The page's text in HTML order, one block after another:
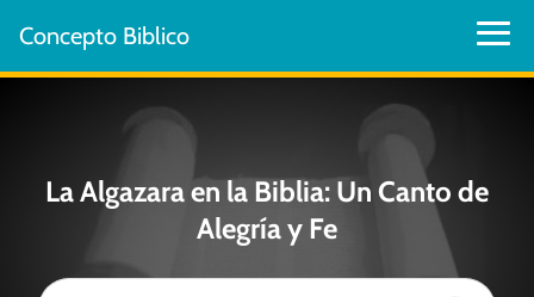
Concepto Biblico
La Algazara en la Biblia: Un Canto de
Alegría y Fe